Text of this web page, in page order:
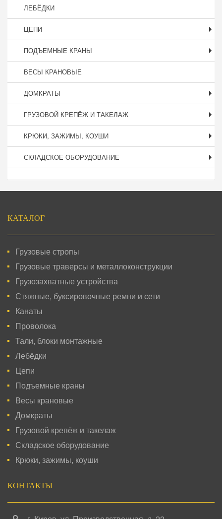
ЛЕБЁДКИ
ЦЕПИ
ПОДЪЕМНЫЕ КРАНЫ
ВЕСЫ КРАНОВЫЕ
ДОМКРАТЫ
ГРУЗОВОЙ КРЕПЁЖ И ТАКЕЛАЖ
КРЮКИ, ЗАЖИМЫ, КОУШИ
СКЛАДСКОЕ ОБОРУДОВАНИЕ
КАТАЛОГ
Грузовые стропы
Грузовые траверсы и металлоконструкции
Грузозахватные устройства
Стяжные, буксировочные ремни и сети
Канаты
Проволока
Тали, блоки монтажные
Лебёдки
Цепи
Подъемные краны
Весы крановые
Домкраты
Грузовой крепёж и такелаж
Складское оборудование
Крюки, зажимы, коуши
КОНТАКТЫ